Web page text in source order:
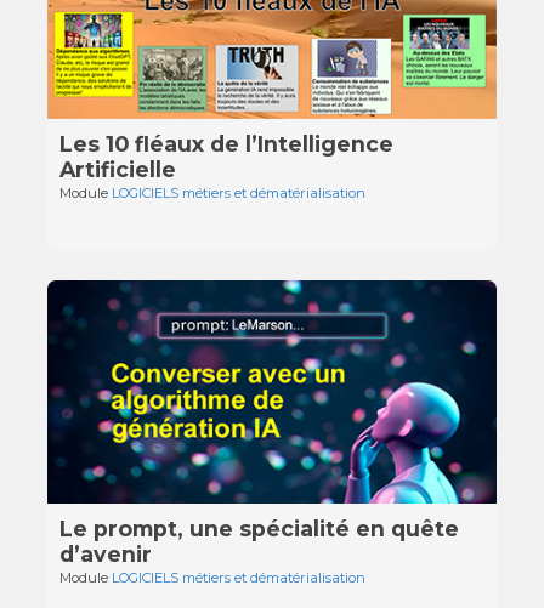
Les 10 fléaux de l’Intelligence
Artificielle
Module LOGICIELS métiers et dématérialisation
Le prompt, une spécialité en quête
d’avenir
Module LOGICIELS métiers et dématérialisation